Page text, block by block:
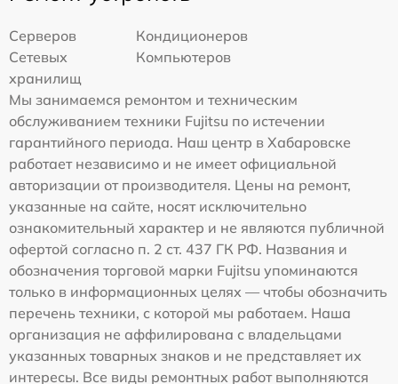
Серверов
Кондиционеров
Сетевых
хранилищ
Компьютеров
Мы занимаемся ремонтом и техническим
обслуживанием техники Fujitsu по истечении
гарантийного периода. Наш центр в Хабаровске
работает независимо и не имеет официальной
авторизации от производителя. Цены на ремонт,
указанные на сайте, носят исключительно
ознакомительный характер и не являются публичной
офертой согласно п. 2 ст. 437 ГК РФ. Названия и
обозначения торговой марки Fujitsu упоминаются
только в информационных целях — чтобы обозначить
перечень техники, с которой мы работаем. Наша
организация не аффилирована с владельцами
указанных товарных знаков и не представляет их
интересы. Все виды ремонтных работ выполняются